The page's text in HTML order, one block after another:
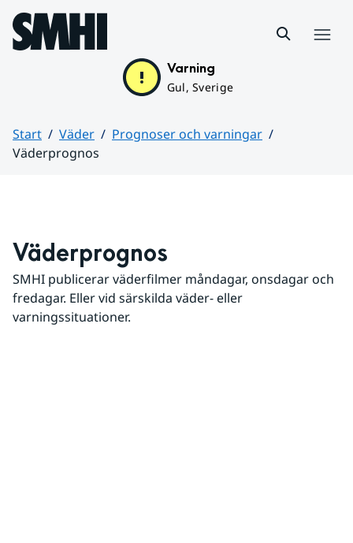
Hoppa till sidans innehåll
Varning
Gul, Sverige
Start Väder
Prognoser och varningar
Väderprognos
Väderprognos
SMHI publicerar väderfilmer måndagar, onsdagar och
fredagar. Eller vid särskilda väder- eller
varningssituationer.